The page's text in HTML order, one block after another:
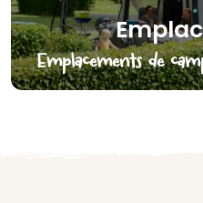
Emplacements de